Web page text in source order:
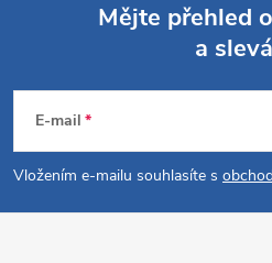
p
a
Mějte přehled
a
E-mail
Vložením e-mailu souhlasíte s